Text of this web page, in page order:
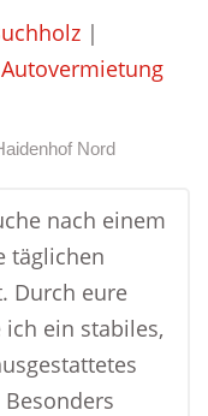
|
Autovermietung
Nord
nach einem
täglichen
Durch eure
ein stabiles,